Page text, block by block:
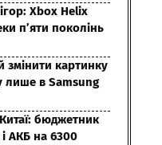
Xbox Helix
п’яти поколінь
змінити картинку
лише в Samsung
бюджетник
АКБ на 6300